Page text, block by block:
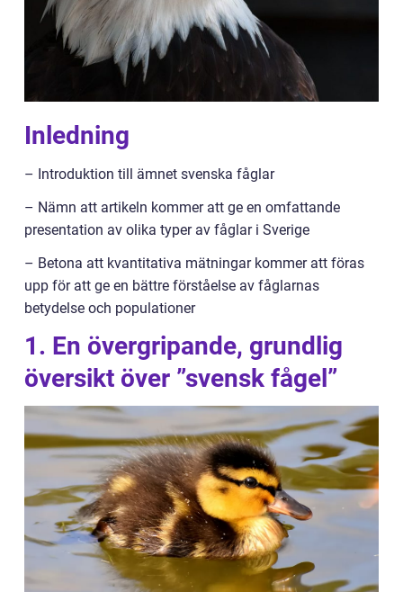
Inledning
– Introduktion till ämnet svenska fåglar
– Nämn att artikeln kommer att ge en omfattande
presentation av olika typer av fåglar i Sverige
– Betona att kvantitativa mätningar kommer att föras
upp för att ge en bättre förståelse av fåglarnas
betydelse och populationer
1. En övergripande, grundlig
översikt över ”svensk fågel”